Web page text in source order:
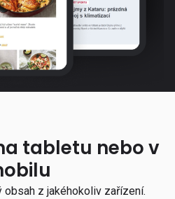
tabletu nebo v
z jakéhokoliv zařízení.